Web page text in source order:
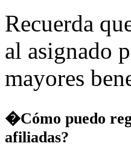
Recuerda
al asignado
mayores
�Cómo puedo
afiliadas?